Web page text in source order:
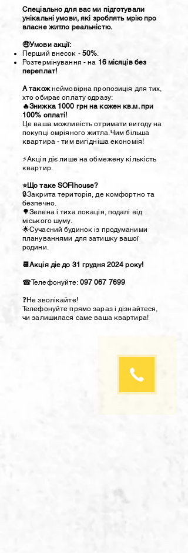
Спеціально для вас ми підготували
унікальні умови, які зроблять мрію про
власне житло реальністю.
🤑Умови акції:
Перший внесок - 50%.
Розтермінування - на 16 місяців без
переплат!
А такожнеймовірна пропозиція для тих,
хто обирає оплату одразу:
🔥Знижка 1000 грн на кожен кв.м. при
100% оплаті!
Це ваша можливість отримати вигоду на
покупці омріяного житла. Чим більша
квартира - тим вигідніша економія!
⚡️Акція діє лише на обмежену кількість
квартир.
⭐Що таке SOFIhouse?
🔒Закрита територія, де комфортно та
безпечно.
🌳Зелена і тиха локація, подалі від
міського шуму.
🌟Сучасний будинок із продуманими
плануваннями для затишку вашої
родини.
📆Акція діє до 31 грудня 2024 року!
☎︎Телефонуйте: 097 067 7699
❓Не зволікайте!
Телефонуйте прямо зараз і дізнайтеся,
чи залишилася саме ваша квартира!